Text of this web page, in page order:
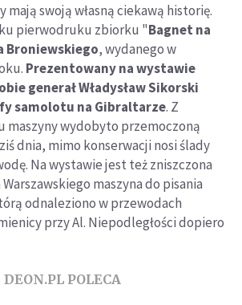
swoją własną ciekawą historię.
pierwodruku zbiorku "Bagnet na
Broniewskiego, wydanego w
Prezentowany na wystawie
generał Władysław Sikorski
samolotu na Gibraltarze. Z
maszyny wydobyto przemoczoną
dnia, mimo konserwacji nosi ślady
Na wystawie jest też zniszczona
maszyna do pisania
odnaleziono w przewodach
przy Al. Niepodległości dopiero
DEON.PL POLECA